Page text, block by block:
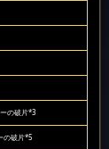
の破片*3
の破片*5